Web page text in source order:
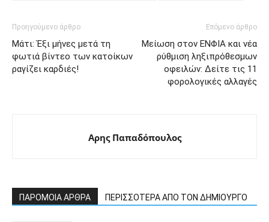
Προηγούμενο άρθρο
Μάτι: Έξι μήνες μετά τη
φωτιά βίντεο των κατοίκων
ραγίζει καρδιές!
Επόμενο άρθρο
Μείωση στον ΕΝΦΙΑ και νέα
ρύθμιση ληξιπρόθεσμων
οφειλών: Δείτε τις 11
φορολογικές αλλαγές
Αρης Παπαδόπουλος
ΠΑΡΟΜΟΙΑ ΑΡΘΡΑ ΠΕΡΙΣΣΟΤΕΡΑ ΑΠΟ ΤΟΝ ΔΗΜΙΟΥΡΓΟ